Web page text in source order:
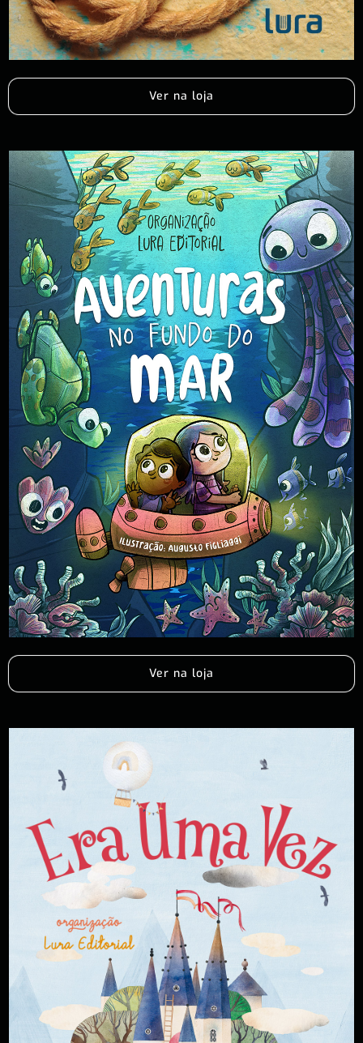
Ver na loja
Ver na loja